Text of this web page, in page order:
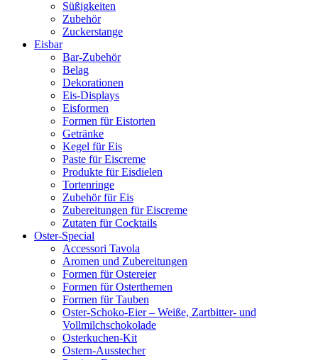
Süßigkeiten
Zubehör
Zuckerstange
Eisbar
Bar-Zubehör
Belag
Dekorationen
Eis-Displays
Eisformen
Formen für Eistorten
Getränke
Kegel für Eis
Paste für Eiscreme
Produkte für Eisdielen
Tortenringe
Zubehör für Eis
Zubereitungen für Eiscreme
Zutaten für Cocktails
Oster-Special
Accessori Tavola
Aromen und Zubereitungen
Formen für Ostereier
Formen für Osterthemen
Formen für Tauben
Oster-Schoko-Eier – Weiße, Zartbitter- und
Vollmilchschokolade
Osterkuchen-Kit
Ostern-Ausstecher